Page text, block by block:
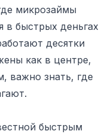
микрозаймы
в быстрых деньгах
десятки
как в центре,
важно знать, где
быстрым